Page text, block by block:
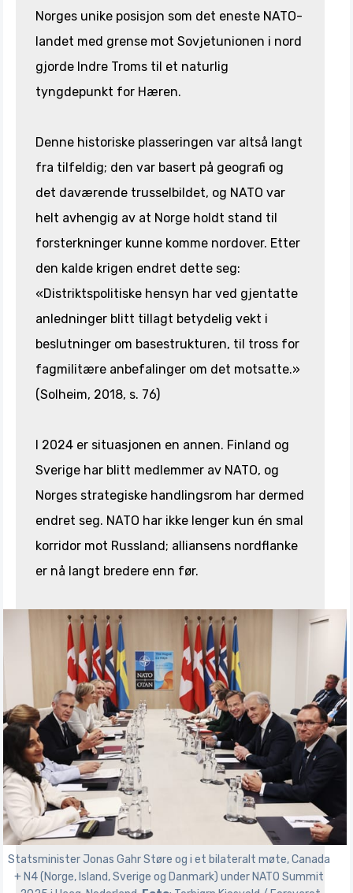
Norges unike posisjon som det eneste NATO-
landet med grense mot Sovjetunionen i nord
gjorde Indre Troms til et naturlig
tyngdepunkt for Hæren.
Denne historiske plasseringen var altså langt
fra tilfeldig; den var basert på geografi og
det daværende trusselbildet, og NATO var
helt avhengig av at Norge holdt stand til
forsterkninger kunne komme nordover. Etter
den kalde krigen endret dette seg:
«Distriktspolitiske hensyn har ved gjentatte
anledninger blitt tillagt betydelig vekt i
beslutninger om basestrukturen, til tross for
fagmilitære anbefalinger om det motsatte.»
(Solheim, 2018, s. 76)
I 2024 er situasjonen en annen. Finland og
Sverige har blitt medlemmer av NATO, og
Norges strategiske handlingsrom har dermed
endret seg. NATO har ikke lenger kun én smal
korridor mot Russland; alliansens nordflanke
er nå langt bredere enn før.
Statsminister Jonas Gahr Støre og i et bilateralt møte, Canada
+ N4 (Norge, Island, Sverige og Danmark) under NATO Summit